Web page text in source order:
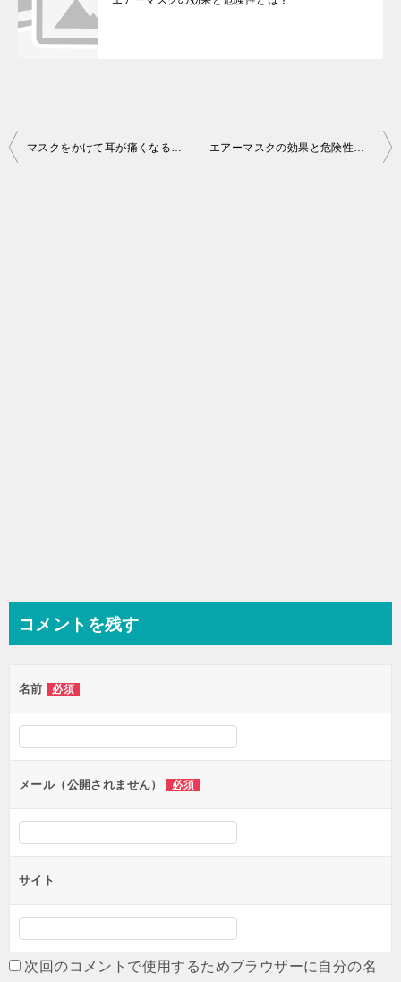
投
マスクをかけて耳が痛くなる原因と対策とは？ エアーマスクの効果と危険性とは？
コメントを残す
名前 必須
メール（公開されません） 必須
サイト
次回のコメントで使用するためブラウザーに自分の名